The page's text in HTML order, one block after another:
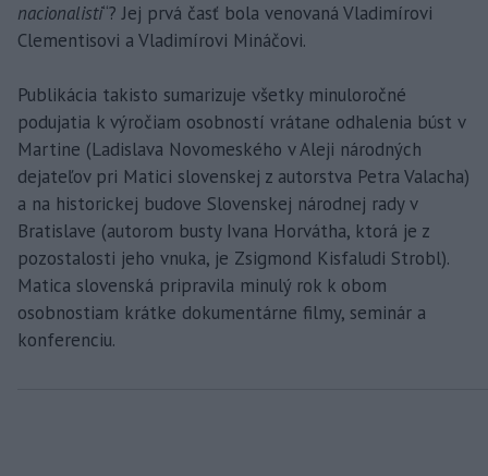
nacionalisti“? Jej prvá časť bola venovaná Vladimírovi
Clementisovi a Vladimírovi Mináčovi.
Publikácia takisto sumarizuje všetky minuloročné
podujatia k výročiam osobností vrátane odhalenia búst v
Martine (Ladislava Novomeského v Aleji národných
dejateľov pri Matici slovenskej z autorstva Petra Valacha)
a na historickej budove Slovenskej národnej rady v
Bratislave (autorom busty Ivana Horvátha, ktorá je z
pozostalosti jeho vnuka, je Zsigmond Kisfaludi Strobl).
Matica slovenská pripravila minulý rok k obom
osobnostiam krátke dokumentárne filmy, seminár a
konferenciu.